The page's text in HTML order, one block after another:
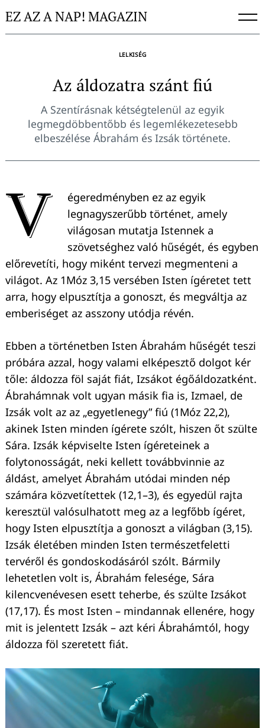
toEZ AZ A NAP! MAGAZIN
LELKISÉG
Az áldozatra szánt fiú
A Szentírásnak kétségtelenül az egyik
legmegdöbbentőbb és legemlékezetesebb
elbeszélése Ábrahám és Izsák története.
V
égeredményben ez az egyik
legnagyszerűbb történet, amely
világosan mutatja Istennek a
szövetséghez való hűségét, és egyben
előrevetíti, hogy miként tervezi megmenteni a
világot. Az 1Móz 3,15 versében Isten ígéretet tett
arra, hogy elpusztítja a gonoszt, és megváltja az
emberiséget az asszony utódja révén.
Ebben a történetben Isten Ábrahám hűségét teszi
próbára azzal, hogy valami elképesztő dolgot kér
tőle: áldozza föl saját fiát, Izsákot égőáldozatként.
Ábrahámnak volt ugyan másik fia is, Izmael, de
Izsák volt az az „egyetlenegy” fiú (1Móz 22,2),
akinek Isten minden ígérete szólt, hiszen őt szülte
Sára. Izsák képviselte Isten ígéreteinek a
folytonosságát, neki kellett továbbvinnie az
áldást, amelyet Ábrahám utódai minden nép
számára közvetítettek (12,1–3), és egyedül rajta
keresztül valósulhatott meg az a legfőbb ígéret,
hogy Isten elpusztítja a gonoszt a világban (3,15).
Izsák életében minden Isten természetfeletti
tervéről és gondoskodásáról szólt. Bármily
lehetetlen volt is, Ábrahám felesége, Sára
kilencvenévesen esett teherbe, és szülte Izsákot
(17,17). És most Isten – mindannak ellenére, hogy
mit is jelentett Izsák – azt kéri Ábrahámtól, hogy
áldozza föl szeretett fiát.